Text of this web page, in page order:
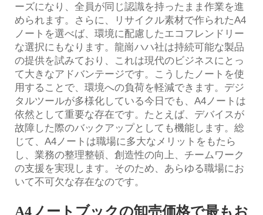
ーズになり、全員が同じ認識を持ったまま作業を進
められます。さらに、リサイクル素材で作られたA4
ノートを選べば、環境に配慮したエコフレンドリー
な選択にもなります。龍崗ハハ社は持続可能な製品
の提供を試みており、これは現代のビジネスにとっ
て大きなアドバンテージです。こうしたノートを使
用することで、環境への負荷を軽減できます。デジ
タルツールが多様化している今日でも、A4ノートは
依然として重要な存在です。たとえば、デバイスが
故障した際のバックアップとしても機能します。総
じて、A4ノートは職場に多大なメリットをもたら
し、業務の整理整頓、創造性の向上、チームワーク
の支援を実現します。そのため、あらゆる職場にお
いて不可欠な存在なのです。
A4ノートブックの卸売価格で最もお